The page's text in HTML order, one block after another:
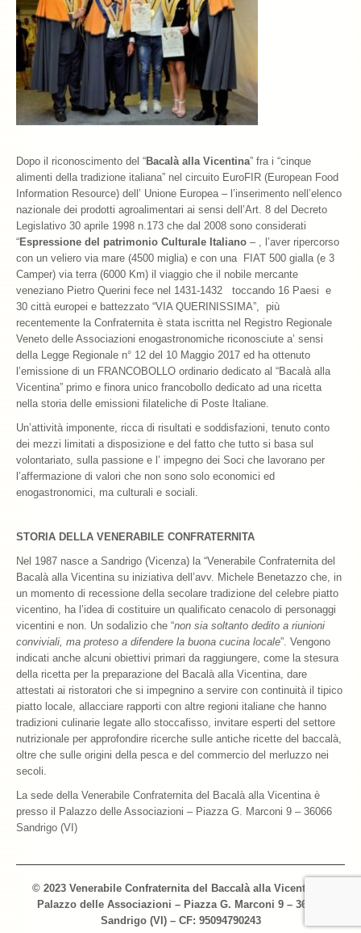
Dopo il riconoscimento del “Bacalà alla Vicentina” fra i “cinque
alimenti della tradizione italiana” nel circuito EuroFIR (European Food
Information Resource) dell’ Unione Europea – l’inserimento nell’elenco
nazionale dei prodotti agroalimentari ai sensi dell’Art. 8 del Decreto
Legislativo 30 aprile 1998 n.173 che dal 2008 sono considerati
“Espressione del patrimonio Culturale Italiano – , l’aver ripercorso
con un veliero via mare (4500 miglia) e con una FIAT 500 gialla (e 3
Camper) via terra (6000 Km) il viaggio che il nobile mercante
veneziano Pietro Querini fece nel 1431-1432 toccando 16 Paesi e
30 città europei e battezzato “VIA QUERINISSIMA”, più
recentemente la Confraternita è stata iscritta nel Registro Regionale
Veneto delle Associazioni enogastronomiche riconosciute a’ sensi
della Legge Regionale n° 12 del 10 Maggio 2017 ed ha ottenuto
l’emissione di un FRANCOBOLLO ordinario dedicato al “Bacalà alla
Vicentina” primo e finora unico francobollo dedicato ad una ricetta
nella storia delle emissioni filateliche di Poste Italiane.
Un’attività imponente, ricca di risultati e soddisfazioni, tenuto conto
dei mezzi limitati a disposizione e del fatto che tutto si basa sul
volontariato, sulla passione e l’ impegno dei Soci che lavorano per
l’affermazione di valori che non sono solo economici ed
enogastronomici, ma culturali e sociali.
STORIA DELLA VENERABILE CONFRATERNITA
Nel 1987 nasce a Sandrigo (Vicenza) la “Venerabile Confraternita del
Bacalà alla Vicentina su iniziativa dell’avv. Michele Benetazzo che, in
un momento di recessione della secolare tradizione del celebre piatto
vicentino, ha l’idea di costituire un qualificato cenacolo di personaggi
vicentini e non. Un sodalizio che “non sia soltanto dedito a riunioni
conviviali, ma proteso a difendere la buona cucina locale”. Vengono
indicati anche alcuni obiettivi primari da raggiungere, come la stesura
della ricetta per la preparazione del Bacalà alla Vicentina, dare
attestati ai ristoratori che si impegnino a servire con continuità il tipico
piatto locale, allacciare rapporti con altre regioni italiane che hanno
tradizioni culinarie legate allo stoccafisso, invitare esperti del settore
nutrizionale per approfondire ricerche sulle antiche ricette del baccalà,
oltre che sulle origini della pesca e del commercio del merluzzo nei
secoli.
La sede della Venerabile Confraternita del Bacalà alla Vicentina è
presso il Palazzo delle Associazioni – Piazza G. Marconi 9 – 36066
Sandrigo (VI)
© 2023 Venerabile Confraternita del Baccalà alla Vicentina –
Palazzo delle Associazioni – Piazza G. Marconi 9 – 36066
Sandrigo (VI) – CF: 95094790243